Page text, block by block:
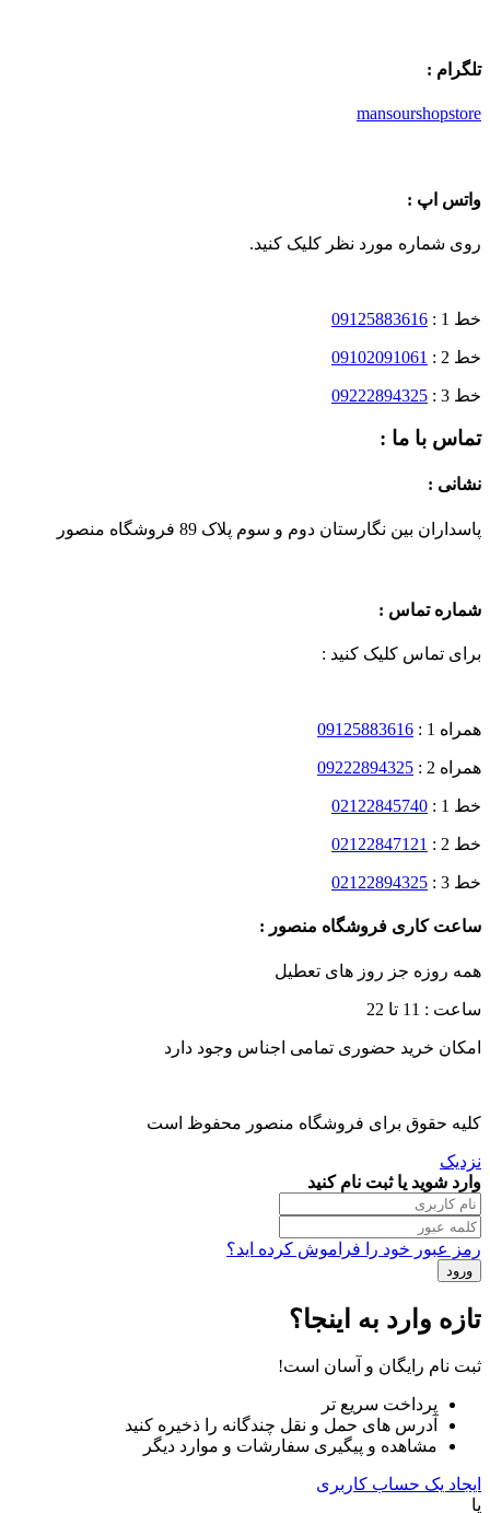
تلگرام :
mansourshopstore
واتس اپ :
روی شماره مورد نظر کلیک کنید.
خط 1 : 09125883616
خط 2 : 09102091061
خط 3 : 09222894325
تماس با ما :
نشانی :
پاسداران بین نگارستان دوم و سوم پلاک 89 فروشگاه منصور
شماره تماس :
برای تماس کلیک کنید :
همراه 1 : 09125883616
همراه 2 : 09222894325
خط 1 : 02122845740
خط 2 : 02122847121
خط 3 : 02122894325
ساعت کاری فروشگاه منصور :
همه روزه جز روز های تعطیل
ساعت : 11 تا 22
امکان خرید حضوری تمامی اجناس وجود دارد
کلیه حقوق برای فروشگاه منصور محفوظ است
نزدیک
وارد شوید یا ثبت نام کنید
رمز عبور خود را فراموش کرده اید؟
تازه وارد به اینجا؟
ثبت نام رایگان و آسان است!
پرداخت سریع تر
آدرس های حمل و نقل چندگانه را ذخیره کنید
مشاهده و پیگیری سفارشات و موارد دیگر
ایجاد یک حساب کاربری
یا